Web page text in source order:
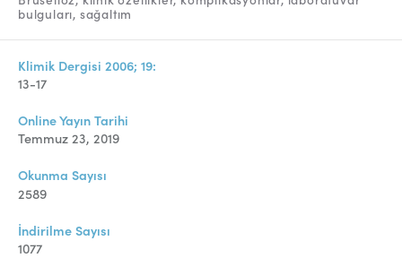
Editoryal Süreç
Danışmanlık Süreci
Yazarlara Bilgi
Online Makale Gönderimi
Dizinler
Telif Hakları
İletişim
bulguları sağaltım
Klimik Dergisi 2006; 19:
13-17
Online Yayın Tarihi
Temmuz 23, 2019
Okunma Sayısı
2589
İndirilme Sayısı
1077